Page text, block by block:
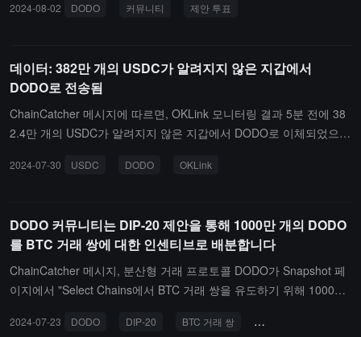
7일 18:00에 종료됩니다. 제안서는 이러한 토큰이 더 많은 사용자가
2024-08-02 DODO 커뮤니티 제안 투표
데이터: 382만 개의 USDC가 알려지지 않은 지갑에서
DODO로 전송됨
ChainCatcher 메시지에 따르면, OKLink 모니터링 결과 5분 전에 38
2.4만 개의 USDC가 알려지지 않은 지갑에서 DODO로 이체되었으
2024-07-30 USDC DODO OKLink
DODO 커뮤니티는 DIP-20 제안을 통해 1000만 개의 DODO
를 BTC 거래 쌍에 대한 인센티브로 배분합니다
ChainCatcher 메시지, 분산형 거래 프로토콜 DODO가 Snapshot 페
이지에서 "Select Chains에서 BTC 거래 쌍을 유도하기 위해 1000만
습니다.이러한 조치는 DODO의 Pegged Asset Pool을 활용하여 유동
2024-07-23 DODO DIP-20 BTC 거래 쌍 탈중앙화 거래 프로토콜